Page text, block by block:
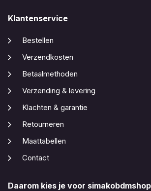
Klantenservice
Bestellen
Verzendkosten
Betaalmethoden
Verzending & levering
Klachten & garantie
Retourneren
Maattabellen
Contact
Daarom kies je voor